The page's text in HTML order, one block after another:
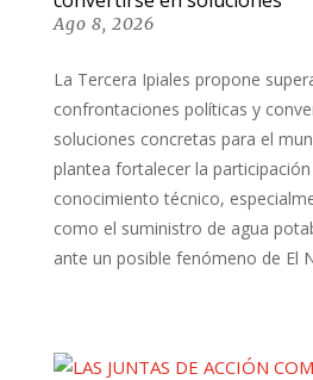
Ago 8, 2026
La Tercera Ipiales propone
confrontaciones políticas y
soluciones concretas para el
plantea fortalecer la
conocimiento técnico,
como el suministro de agua
ante un posible fenómeno de El